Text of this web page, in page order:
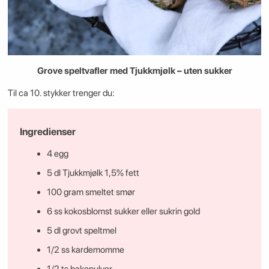
Grove speltvafler med Tjukkmjølk – uten sukker
Til ca 10. stykker trenger du:
Ingredienser
4 egg
5 dl Tjukkmjølk 1,5% fett
100 gram smeltet smør
6 ss kokosblomst sukker eller sukrin gold
5 dl grovt speltmel
1/2 ss kardemomme